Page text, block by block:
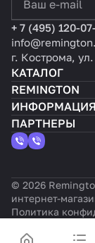
+ 7 (495) 120-
г. Кострома,
КАТАЛОГ
REMINGTON
ИНФОРМАЦИЯ
ПАРТНЕРЫ
© 2026
интернет-
Политика